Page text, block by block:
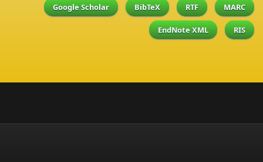
Google Scholar
BibTeX RTF MARC
EndNote XML RIS